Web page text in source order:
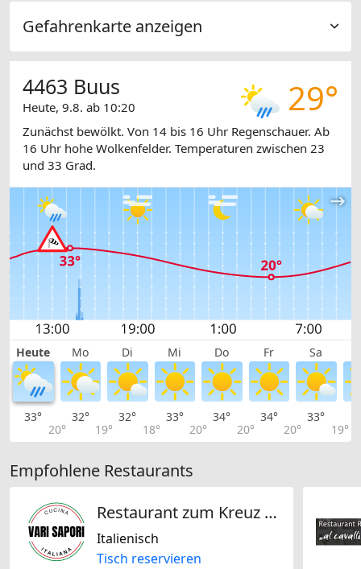
Gefahrenkarte anzeigen
29°
4463 Buus
Heute, 9.8. ab 10:20
Zunächst bewölkt. Von 14 bis 16 Uhr Regenschauer. Ab
16 Uhr hohe Wolkenfelder. Temperaturen zwischen 23
und 33 Grad.
Heute Mo Di Mi Do Fr Sa
33°
20°
32°
19°
32°
18°
33°
20°
34°
20°
34°
20°
33°
19°
Empfohlene Restaurants
Restaurant zum Kreuz (Vari Sapori)
Italienisch
Tisch reservieren